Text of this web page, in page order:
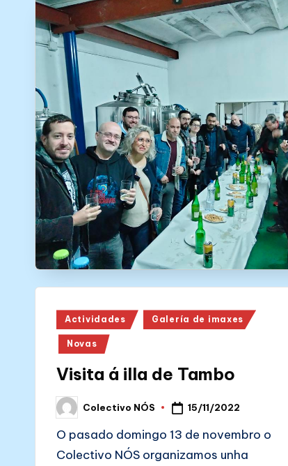
Posted
in
Actividades Galería de imaxes
Novas
Visita á illa de Tambo
Posted
by
Colectivo NÓS 15/11/2022
O pasado domingo 13 de novembro o
Colectivo NÓS organizamos unha